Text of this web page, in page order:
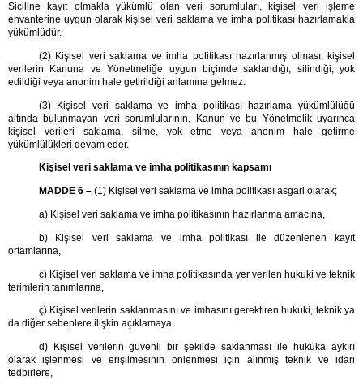
Siciline kayıt olmakla yükümlü olan veri sorumluları, kişisel veri işleme
envanterine uygun olarak kişisel veri saklama ve imha politikası hazırlamakla
yükümlüdür.
(2) Kişisel veri saklama ve imha politikası hazırlanmış olması; kişisel
verilerin Kanuna ve Yönetmeliğe uygun biçimde saklandığı, silindiği, yok
edildiği veya anonim hale getirildiği anlamına gelmez.
(3) Kişisel veri saklama ve imha politikası hazırlama yükümlülüğü
altında bulunmayan veri sorumlularının, Kanun ve bu Yönetmelik uyarınca
kişisel verileri saklama, silme, yok etme veya anonim hale getirme
yükümlülükleri devam eder.
Kişisel veri saklama ve imha politikasının kapsamı
MADDE 6 – (1) Kişisel veri saklama ve imha politikası asgari olarak;
a) Kişisel veri saklama ve imha politikasının hazırlanma amacına,
b) Kişisel veri saklama ve imha politikası ile düzenlenen kayıt
ortamlarına,
c) Kişisel veri saklama ve imha politikasında yer verilen hukuki ve teknik
terimlerin tanımlarına,
ç) Kişisel verilerin saklanmasını ve imhasını gerektiren hukuki, teknik ya
da diğer sebeplere ilişkin açıklamaya,
d) Kişisel verilerin güvenli bir şekilde saklanması ile hukuka aykırı
olarak işlenmesi ve erişilmesinin önlenmesi için alınmış teknik ve idari
tedbirlere,